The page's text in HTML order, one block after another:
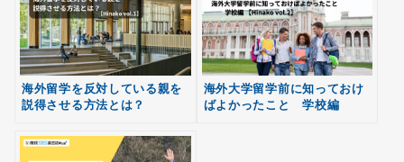
海外留学を反対している親を
説得させる方法とは？
海外大学留学前に知っておけ
ばよかったこと 学校編
無料